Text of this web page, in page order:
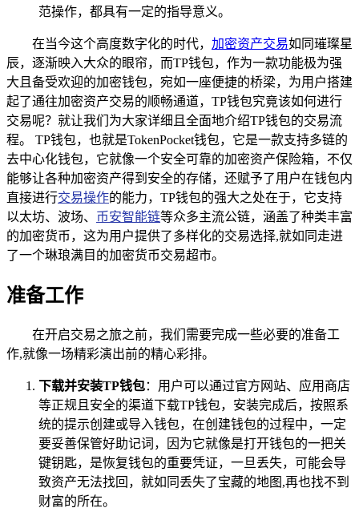
范操作，都具有一定的指导意义。
在当今这个高度数字化的时代， 加密资产交易如同璀璨星
辰，逐渐映入大众的眼帘，而TP钱包，作为一款功能极为强
大且备受欢迎的加密钱包，宛如一座便捷的桥梁，为用户搭建
起了通往加密资产交易的顺畅通道，TP钱包究竟该如何进行
交易呢？就让我们为大家详细且全面地介绍TP钱包的交易流
程。 TP钱包，也就是TokenPocket钱包，它是一款支持多链的
去中心化钱包，它就像一个安全可靠的加密资产保险箱，不仅
能够让各种加密资产得到安全的存储，还赋予了用户在钱包内
直接进行交易操作的能力，TP钱包的强大之处在于，它支持
以太坊、波场、 币安智能链等众多主流公链，涵盖了种类丰富
的加密货币，这为用户提供了多样化的交易选择,就如同走进
了一个琳琅满目的加密货币交易超市。
准备工作
在开启交易之旅之前，我们需要完成一些必要的准备工
作,就像一场精彩演出前的精心彩排。
下载并安装TP钱包：用户可以通过官方网站、应用商店
等正规且安全的渠道下载TP钱包，安装完成后，按照系
统的提示创建或导入钱包，在创建钱包的过程中，一定
要妥善保管好助记词，因为它就像是打开钱包的一把关
键钥匙，是恢复钱包的重要凭证，一旦丢失，可能会导
致资产无法找回，就如同丢失了宝藏的地图,再也找不到
财富的所在。